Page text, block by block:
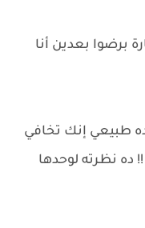
برضوا بعدين أنا
طبيعي إنك تخافي
ده نظرته لوحدها